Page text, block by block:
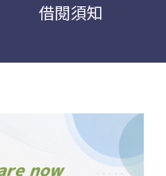
借閱須知